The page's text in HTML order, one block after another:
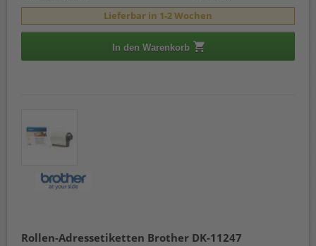
Lieferbar in 1-2 Wochen
In den Warenkorb
Rollen-Adressetiketten Brother DK-11247